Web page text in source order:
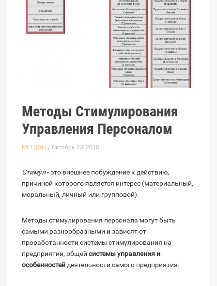
Методы Стимулирования
Управления Персоналом
МЕТОДЫ / Октябрь 23, 2018
Стимул- это внешнее побуждение к действию,
причиной которого является интерес (материальный,
моральный, личный или групповой).
Методы стимулирования персонала могут быть
самыми разнообразными и зависят от
проработанности системы стимулирования на
предприятии, общей системы управления и
особенностей деятельности самого предприятия.